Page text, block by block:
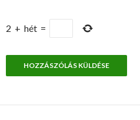
2 + hét =